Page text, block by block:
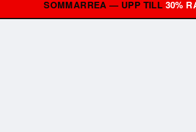
SOMMARREA — UPP TILL 30%